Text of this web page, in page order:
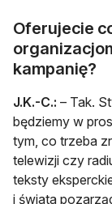
Oferujecie
kampanię?
J.K.-C.: – Tak.
będziemy w
tym, co trzeba
telewizji czy
teksty
i świata